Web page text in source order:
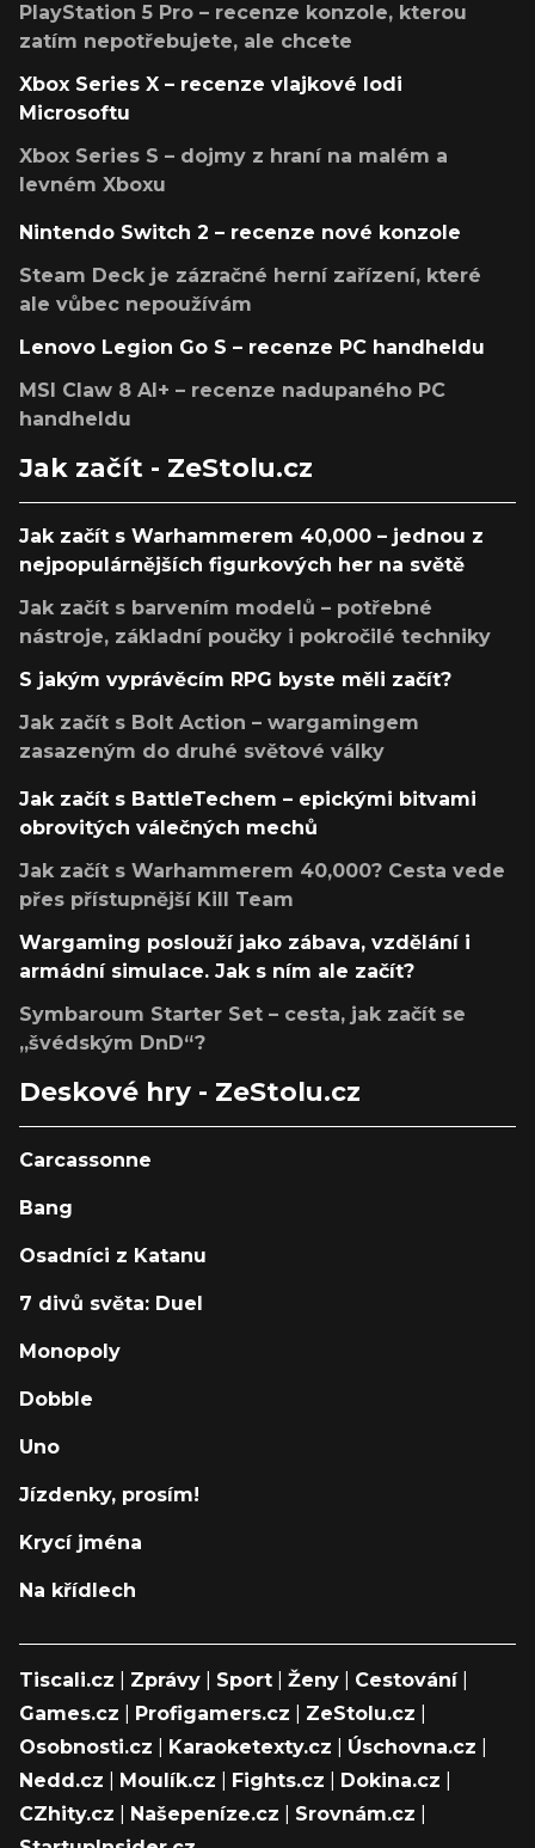
PlayStation 5 Pro – recenze konzole, kterou
zatím nepotřebujete, ale chcete
Xbox Series X – recenze vlajkové lodi
Microsoftu
Xbox Series S – dojmy z hraní na malém a
levném Xboxu
Nintendo Switch 2 – recenze nové konzole
Steam Deck je zázračné herní zařízení, které
ale vůbec nepoužívám
Lenovo Legion Go S – recenze PC handheldu
MSI Claw 8 AI+ – recenze nadupaného PC
handheldu
Jak začít - ZeStolu.cz
Jak začít s Warhammerem 40,000 – jednou z
nejpopulárnějších figurkových her na světě
Jak začít s barvením modelů – potřebné
nástroje, základní poučky i pokročilé techniky
S jakým vyprávěcím RPG byste měli začít?
Jak začít s Bolt Action – wargamingem
zasazeným do druhé světové války
Jak začít s BattleTechem – epickými bitvami
obrovitých válečných mechů
Jak začít s Warhammerem 40,000? Cesta vede
přes přístupnější Kill Team
Wargaming poslouží jako zábava, vzdělání i
armádní simulace. Jak s ním ale začít?
Symbaroum Starter Set – cesta, jak začít se
„švédským DnD“?
Deskové hry - ZeStolu.cz
Carcassonne
Bang
Osadníci z Katanu
7 divů světa: Duel
Monopoly
Dobble
Uno
Jízdenky, prosím!
Krycí jména
Na křídlech
Tiscali.cz Zprávy Sport Ženy Cestování|
Games.cz
Profigamers.cz ZeStolu.cz
Osobnosti.cz
Karaoketexty.cz Úschovna.cz
Nedd.cz
Moulík.cz Fights.cz Dokina.cz
CZhity.cz
Našepeníze.cz Srovnám.cz